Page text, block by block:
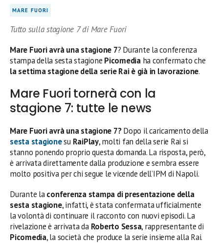
MARE FUORI
Tutto sulla stagione 7 di Mare Fuori
Mare Fuori avrà una stagione 7? Durante la conferenza
stampa della sesta stagione Picomediaha confermato che
la settima stagione della serie Rai è già in lavorazione.
Mare Fuori tornerà con la
stagione 7: tutte le news
Mare Fuori avrà una stagione 7?Dopo il caricamento della
sesta stagionesu RaiPlay, molti fan della serie Rai si
stanno ponendo proprio questa domanda. La risposta, però,
è arrivata direttamente dalla produzione e sembra essere
molto positiva per chi segue le vicende dell’IPM di Napoli.
Durante laconferenza stampa di presentazione della
sesta stagione, infatti, è stata confermata ufficialmente
la volontà di continuare il racconto con nuovi episodi. La
rivelazione è arrivata da Roberto Sessa, rappresentante di
Picomedia, la società che produce la serie insieme alla Rai.